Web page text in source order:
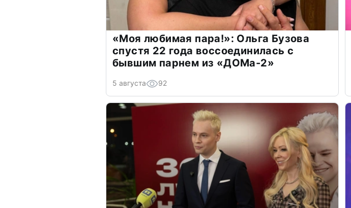
«Моя любимая пара!»: Ольга Бузова
спустя 22 года воссоединилась с
бывшим парнем из «ДОМа-2»
5 августа 92